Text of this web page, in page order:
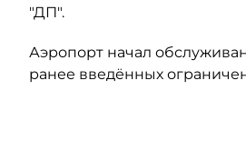
"ДП".
Аэропорт начал
ранее введённых